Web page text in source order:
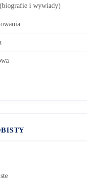
i wywiady)